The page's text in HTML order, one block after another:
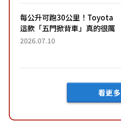
車？...
每公升可跑30公里！Toyota
這款「五門掀背車」真的很厲
害！ 擁有全長4.3公尺的「剛剛
2026.07.10
看更多